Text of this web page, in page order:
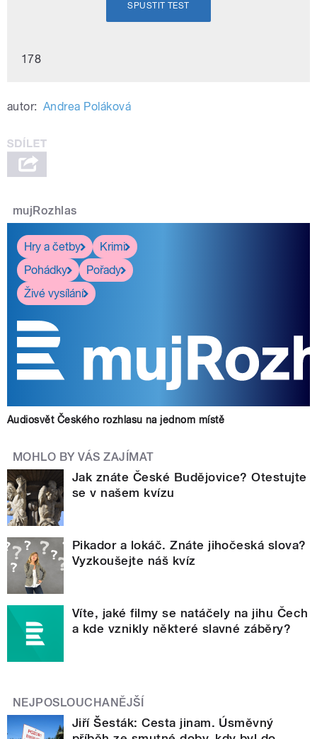
SPUSTIT TEST
178
autor: Andrea Poláková
mujRozhlas
Hry a četby
Krimi
Pohádky
Pořady
Živé vysílání
Audiosvět Českého rozhlasu na jednom místě
MOHLO BY VÁS ZAJÍMAT
Jak znáte České Budějovice? Otestujte
se v našem kvízu
Pikador a lokáč. Znáte jihočeská slova?
Vyzkoušejte náš kvíz
Víte, jaké filmy se natáčely na jihu Čech
a kde vznikly některé slavné záběry?
NEJPOSLOUCHANĚJŠÍ
Jiří Šesták: Cesta jinam. Úsměvný